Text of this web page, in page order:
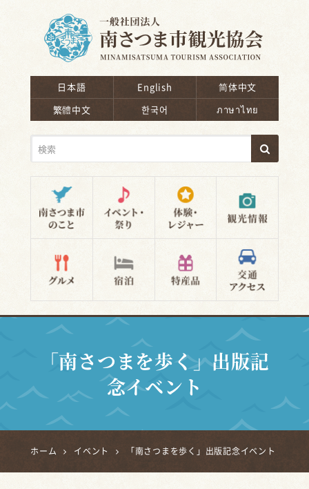
日本語 English
简体中文
繁體中文
한국어 ภาษาไทย
「南さつまを歩く」出版記
念イベント
ホーム イベント 「南さつまを歩く」出版記念イベント